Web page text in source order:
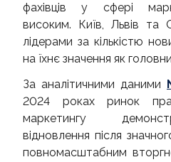
фахівців у сфері
високим. Київ, Львів та
лідерами за кількістю
на їхнє значення як
За аналітичними даними
2024 роках ринок
маркетингу
відновлення після
повномасштабним